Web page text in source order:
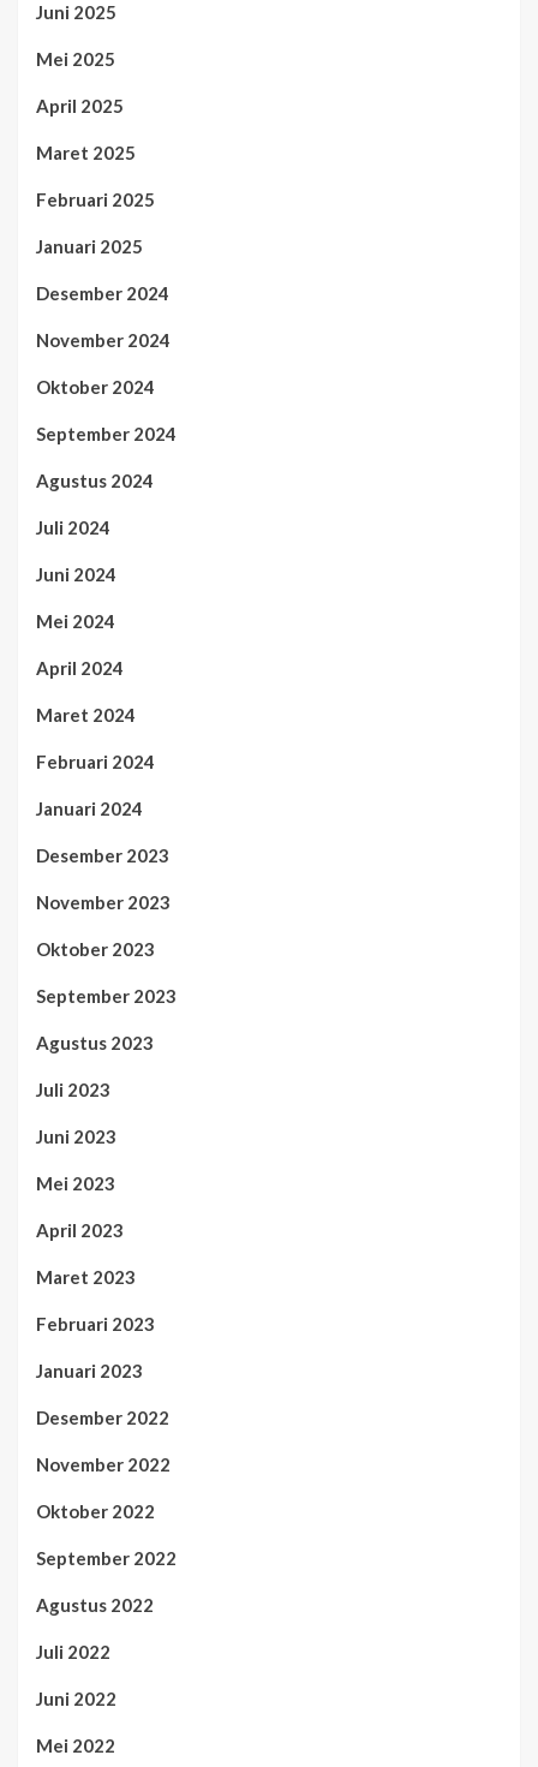
Juni 2025
Mei 2025
April 2025
Maret 2025
Februari 2025
Januari 2025
Desember 2024
November 2024
Oktober 2024
September 2024
Agustus 2024
Juli 2024
Juni 2024
Mei 2024
April 2024
Maret 2024
Februari 2024
Januari 2024
Desember 2023
November 2023
Oktober 2023
September 2023
Agustus 2023
Juli 2023
Juni 2023
Mei 2023
April 2023
Maret 2023
Februari 2023
Januari 2023
Desember 2022
November 2022
Oktober 2022
September 2022
Agustus 2022
Juli 2022
Juni 2022
Mei 2022